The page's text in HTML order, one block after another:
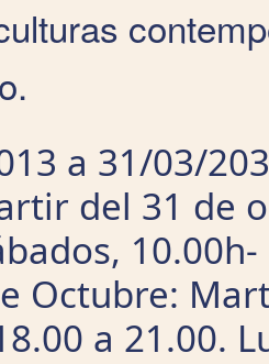
a 31/03/
del 31 de
Octubre:
a 21.00.